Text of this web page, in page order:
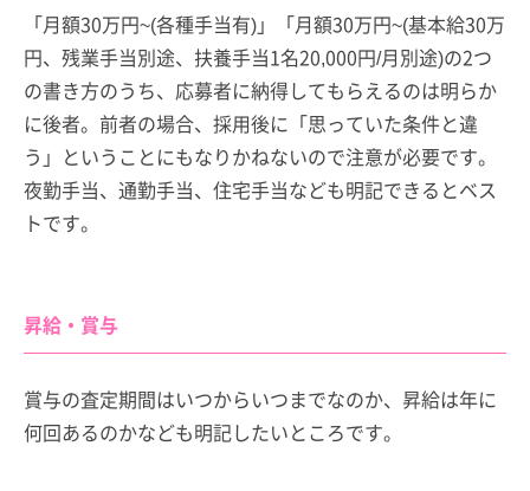
「月額30万円~(各種手当有)」「月額30万円~(基本給30万
円、残業手当別途、扶養手当1名20,000円/月別途)の2つ
の書き方のうち、応募者に納得してもらえるのは明らか
に後者。前者の場合、採用後に「思っていた条件と違
う」ということにもなりかねないので注意が必要です。
夜勤手当、通勤手当、住宅手当なども明記できるとベス
トです。
昇給・賞与
賞与の査定期間はいつからいつまでなのか、昇給は年に
何回あるのかなども明記したいところです。